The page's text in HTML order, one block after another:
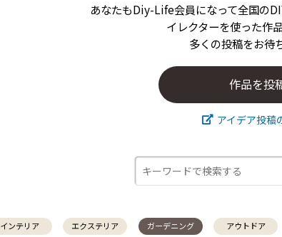
あなたもDiy-Life会員になって全国の
イレクターを使った作
多くの投稿をお待
作品を投
アイデア投稿
インテリア エクステリア ガーデニング アウトドア